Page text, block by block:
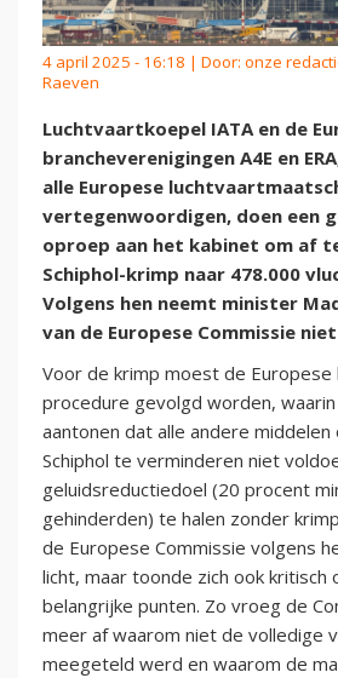
4 april 2025 - 16:18 | Door: onze
Raeven
Luchtvaartkoepel IATA en de
brancheverenigingen A4E en
alle Europese
vertegenwoordigen, doen een
oproep aan het kabinet om af
Schiphol-krimp naar 478.000
Volgens hen neemt minister
van de Europese Commissie
Voor de krimp moest de Europese
procedure gevolgd worden,
aantonen dat alle andere
Schiphol te verminderen niet
geluidsreductiedoel (20 procent
gehinderden) te halen zonder
de Europese Commissie volgens
licht, maar toonde zich ook kritisch
belangrijke punten. Zo vroeg de
meer af waarom niet de volledige
meegeteld werd en waarom de